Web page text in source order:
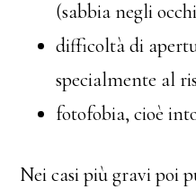
(sabbia negli
difficoltà di
specialmente al
fotofobia, cioè
Nei casi più gravi poi